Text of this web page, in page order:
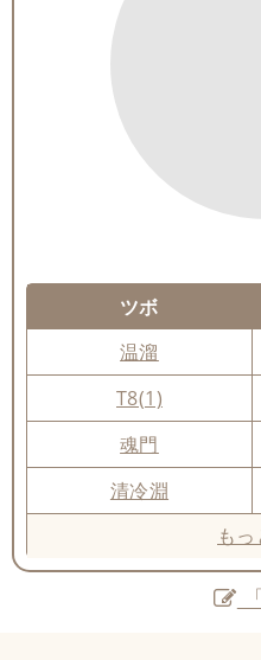
ツボ
温溜
T8(1)
魂門
清冷淵
も